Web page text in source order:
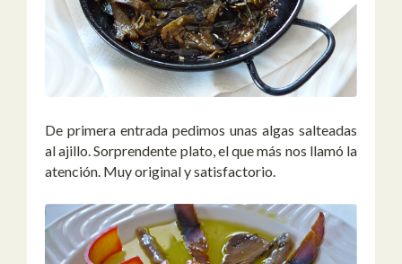
De primera entrada pedimos unas algas salteadas
al ajillo. Sorprendente plato, el que más nos llamó la
atención. Muy original y satisfactorio.